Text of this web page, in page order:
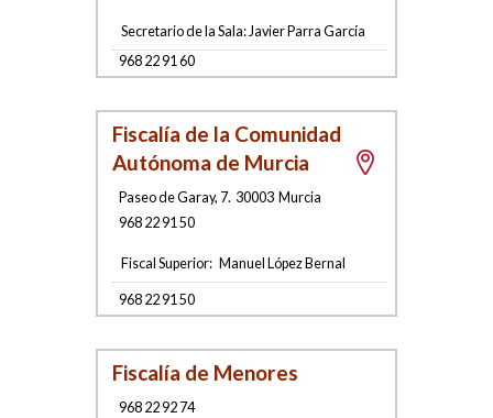
Secretario de la Sala:Javier Parra García
968 22 91 60
Fiscalía de la Comunidad
Autónoma de Murcia
Paseo de Garay, 7. 30003 Murcia
968 22 91 50
Fiscal Superior: Manuel López Bernal
968 22 91 50
Fiscalía de Menores
968 22 92 74